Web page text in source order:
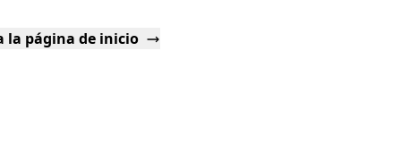
la página de inicio